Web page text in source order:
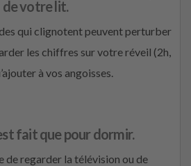
de votre lit.
qui clignotent peuvent perturber
les chiffres sur votre réveil (2h,
à vos angoisses.
fait que pour dormir.
de regarder la télévision ou de